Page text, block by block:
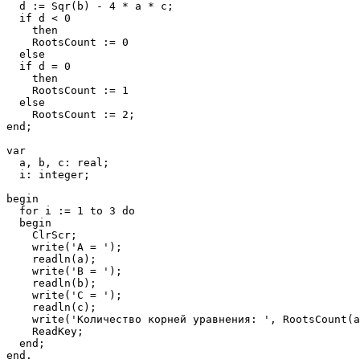
  d := Sqr(b) - 4 * a * c;
  if d < 0
    then
    RootsCount := 0
  else
  if d = 0
    then
    RootsCount := 1
  else
    RootsCount := 2;
end;
var
  a, b, c: real;
  i: integer;
begin
  for i := 1 to 3 do
  begin
    ClrScr;
    write('A = ');
    readln(a);
    write('B = ');
    readln(b);
    write('C = ');
    readln(c);
write('Количество корней уравнения: ',
    ReadKey;
  end;
end.